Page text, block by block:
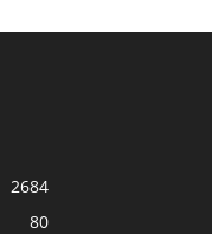
2684
80